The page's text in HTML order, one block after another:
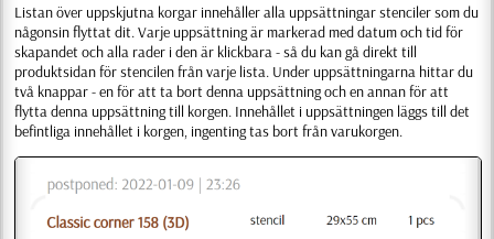
Listan över uppskjutna korgar innehåller alla uppsättningar stenciler som du
någonsin flyttat dit. Varje uppsättning är markerad med datum och tid för
skapandet och alla rader i den är klickbara - så du kan gå direkt till
produktsidan för stencilen från varje lista. Under uppsättningarna hittar du
två knappar - en för att ta bort denna uppsättning och en annan för att
flytta denna uppsättning till korgen. Innehållet i uppsättningen läggs till det
befintliga innehållet i korgen, ingenting tas bort från varukorgen.